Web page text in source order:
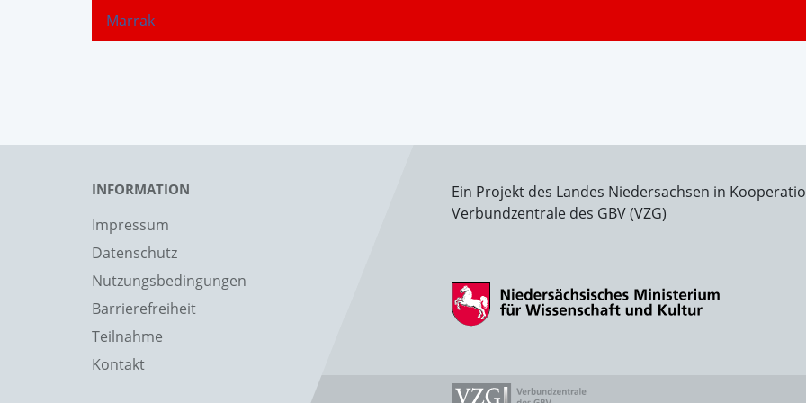
Marrak
INFORMATION
Impressum
Datenschutz
Nutzungsbedingungen
Barrierefreiheit
Teilnahme
Kontakt
Ein Projekt des Landes Niedersachsen in
Verbundzentrale des GBV (VZG)